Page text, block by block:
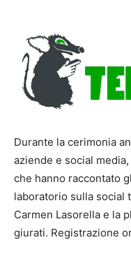
Durante la cerimonia
aziende e social
che hanno raccontato
laboratorio sulla social
Carmen Lasorella e la
giurati. Registrazione